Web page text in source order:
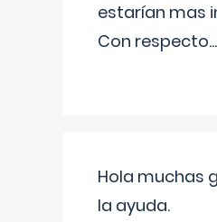
estarían mas
Con respecto...
Hola muchas
la ayuda.